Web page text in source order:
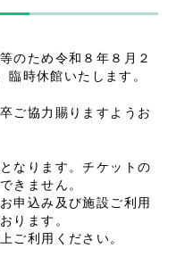
のため令和８年８月２
時休館いたします。
ご協力賜りますようお
なります。チケットの
きません。
申込み及び施設ご利用
ります。
ご利用ください。